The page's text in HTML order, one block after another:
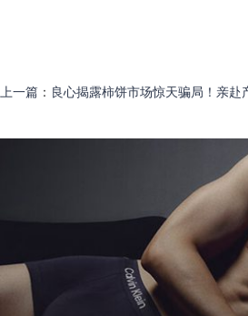
上一篇 ： 良心揭露柿饼市场惊天骗局！亲赴